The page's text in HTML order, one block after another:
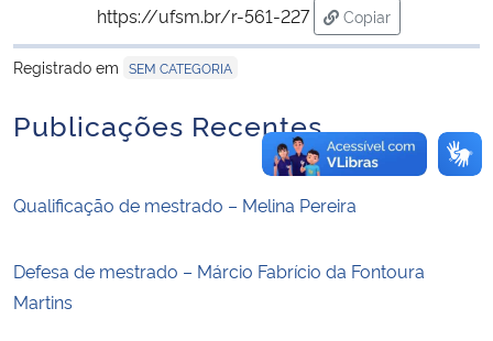
https://ufsm.br/r-561-227
Copiar
para área de
Registrado em SEM CATEGORIA
Publicações Recentes
Qualificação de mestrado – Melina Pereira
Defesa de mestrado – Márcio Fabrício da Fontoura
Martins